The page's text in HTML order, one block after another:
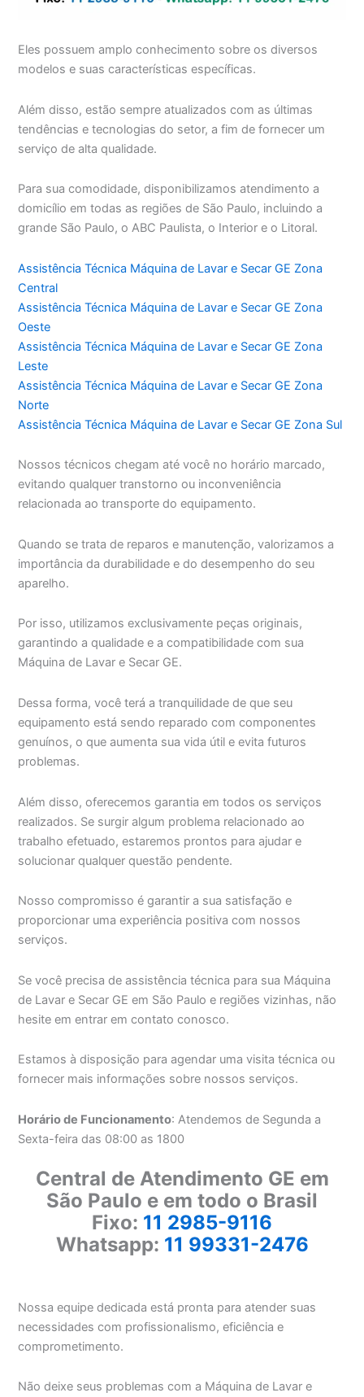
Eles possuem amplo conhecimento sobre os diversos
modelos e suas características específicas.
Além disso, estão sempre atualizados com as últimas
tendências e tecnologias do setor, a fim de fornecer um
serviço de alta qualidade.
Para sua comodidade, disponibilizamos atendimento a
domicílio em todas as regiões de São Paulo, incluindo a
grande São Paulo, o ABC Paulista, o Interior e o Litoral.
Assistência Técnica Máquina de Lavar e Secar GE Zona
Central
Assistência Técnica Máquina de Lavar e Secar GE Zona
Oeste
Assistência Técnica Máquina de Lavar e Secar GE Zona
Leste
Assistência Técnica Máquina de Lavar e Secar GE Zona
Norte
Assistência Técnica Máquina de Lavar e Secar GE Zona Sul
Nossos técnicos chegam até você no horário marcado,
evitando qualquer transtorno ou inconveniência
relacionada ao transporte do equipamento.
Quando se trata de reparos e manutenção, valorizamos a
importância da durabilidade e do desempenho do seu
aparelho.
Por isso, utilizamos exclusivamente peças originais,
garantindo a qualidade e a compatibilidade com sua
Máquina de Lavar e Secar GE.
Dessa forma, você terá a tranquilidade de que seu
equipamento está sendo reparado com componentes
genuínos, o que aumenta sua vida útil e evita futuros
problemas.
Além disso, oferecemos garantia em todos os serviços
realizados. Se surgir algum problema relacionado ao
trabalho efetuado, estaremos prontos para ajudar e
solucionar qualquer questão pendente.
Nosso compromisso é garantir a sua satisfação e
proporcionar uma experiência positiva com nossos
serviços.
Se você precisa de assistência técnica para sua Máquina
de Lavar e Secar GE em São Paulo e regiões vizinhas, não
hesite em entrar em contato conosco.
Estamos à disposição para agendar uma visita técnica ou
fornecer mais informações sobre nossos serviços.
Horário de Funcionamento: Atendemos de Segunda a
Sexta-feira das 08:00 as 1800
Central de Atendimento GE em
São Paulo e em todo o Brasil
Fixo: 11 2985-9116
Whatsapp: 11 99331-2476
Nossa equipe dedicada está pronta para atender suas
necessidades com profissionalismo, eficiência e
comprometimento.
Não deixe seus problemas com a Máquina de Lavar e